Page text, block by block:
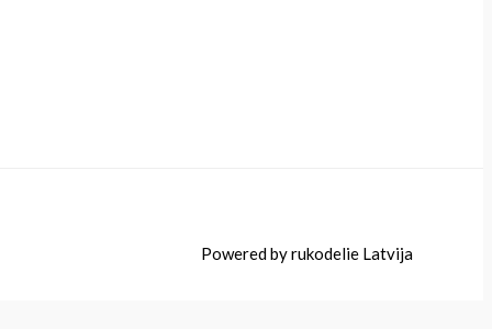
Powered by rukodelie Latvija